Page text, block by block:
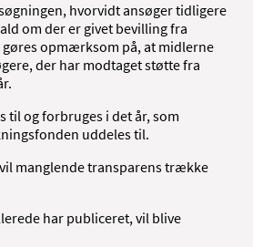
hvorvidt ansøger tidligere
om der er givet bevilling fra
opmærksom på, at midlerne
der har modtaget støtte fra
til og forbruges i det år, som
uddeles til.
manglende transparens trække
har publiceret, vil blive